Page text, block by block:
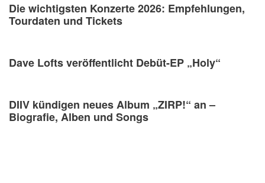
Die wichtigsten Konzerte 2026: Empfehlungen,
Tourdaten und Tickets
Dave Lofts veröffentlicht Debüt-EP „Holy“
DIIV kündigen neues Album „ZIRP!“ an –
Biografie, Alben und Songs